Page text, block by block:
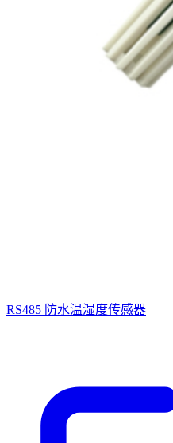
RS485 防水温湿度传感器